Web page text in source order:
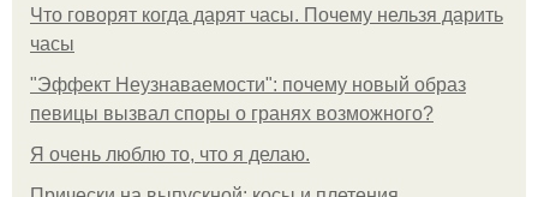
Что говорят когда дарят часы. Почему нельзя дарить
часы
"Эффект Неузнаваемости": почему новый образ
певицы вызвал споры о гранях возможного?
Я очень люблю то, что я делаю.